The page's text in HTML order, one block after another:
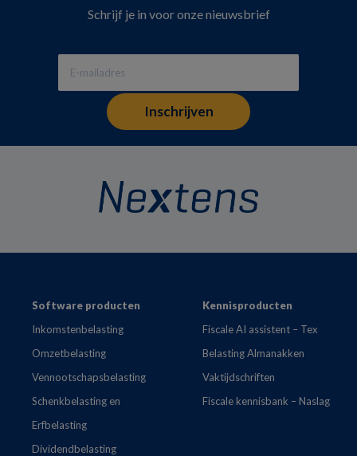
Schrijf je in voor onze nieuwsbrief
FooterSoftware producten
Inkomstenbelasting
Omzetbelasting
Vennootschapsbelasting
Schenkbelasting en
Erfbelasting
Dividendbelasting
Kennisproducten
Fiscale AI assistent – Tex
Belasting Almanakken
Vaktijdschriften
Fiscale kennisbank – Naslag